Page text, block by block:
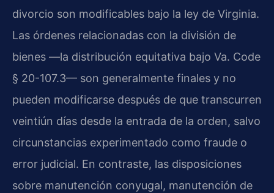
divorcio son modificables bajo la ley de Virginia.
Las órdenes relacionadas con la división de
bienes —la distribución equitativa bajo Va. Code
§ 20-107.3— son generalmente finales y no
pueden modificarse después de que transcurren
veintiún días desde la entrada de la orden, salvo
circunstancias experimentado como fraude o
error judicial. En contraste, las disposiciones
sobre manutención conyugal, manutención de